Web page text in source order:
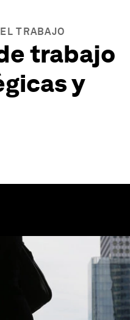
TRABAJO
trabajo
y